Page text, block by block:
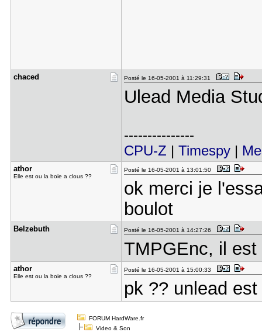
chaced Posté le 16-05-2001 à 11:29:31
Ulead Media
---------------
CPU-Z | Timespy|
athor
Elle est ou la boie a clous ??
Posté le 16-05-2001 à 13:01:50
ok merci je
boulot
Belzebuth Posté le 16-05-2001 à 14:27:26
TMPGEnc, il
athor
Elle est ou la boie a clous ??
Posté le 16-05-2001 à 15:00:33
pk ?? unlead
FORUM HardWare.fr
Video & Son